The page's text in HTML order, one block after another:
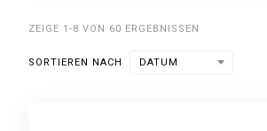
ZEIGE 1-8 VON 60 ERGEBNISSEN
SORTIEREN NACH DATUM